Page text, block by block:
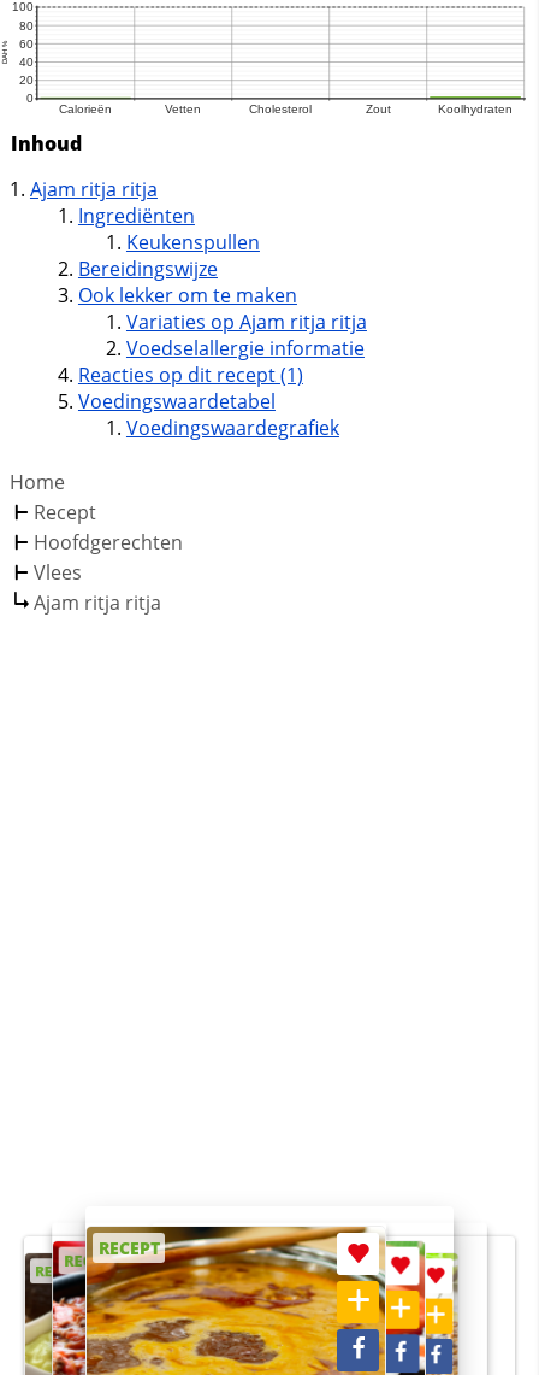
Inhoud
Ajam ritja ritja
Ingrediënten
Keukenspullen
Bereidingswijze
Ook lekker om te maken
Variaties op Ajam ritja ritja
Voedselallergie informatie
Reacties op dit recept (1)
Voedingswaardetabel
Voedingswaardegrafiek
Home
Recept
Hoofdgerechten
Vlees
Ajam ritja ritja
RECEPT
RECEPT
RECEPT
RECEPT
RECEPT